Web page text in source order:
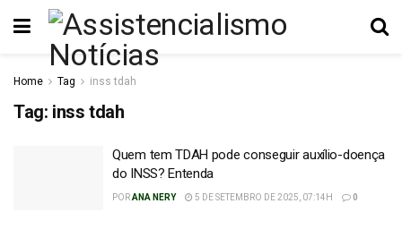
Home Tag inss tdah
Tag: inss tdah
Quem tem TDAH pode conseguir auxílio-doença
do INSS? Entenda
PORANA NERY 5 DE SETEMBRO DE 2025, 07:14H 0